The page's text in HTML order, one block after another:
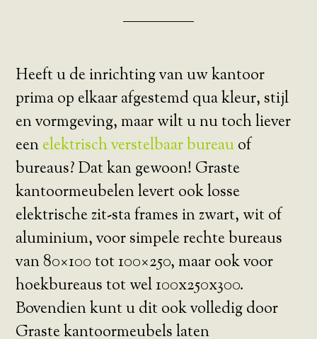
Heeft u de inrichting van uw kantoor
prima op elkaar afgestemd qua kleur, stijl
en vormgeving, maar wilt u nu toch liever
eenelektrisch verstelbaar bureauof
bureaus? Dat kan gewoon! Graste
kantoormeubelen levert ook losse
elektrische zit-sta frames in zwart, wit of
aluminium, voor simpele rechte bureaus
van 80×100 tot 100×250, maar ook voor
hoekbureaus tot wel 100x250x300.
Bovendien kunt u dit ook volledig door
Graste kantoormeubels laten